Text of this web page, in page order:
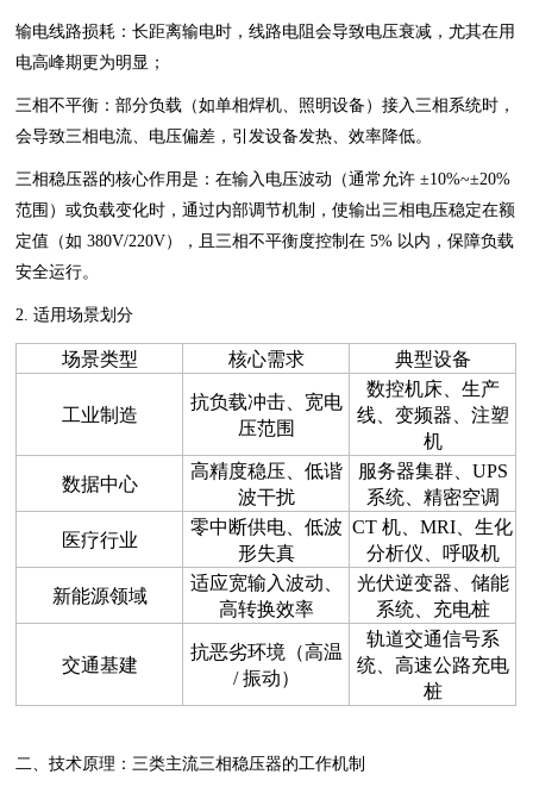
输电线路损耗：长距离输电时，线路电阻会导致电压衰减，尤其在用
电高峰期更为明显；
三相不平衡：部分负载（如单相焊机、照明设备）接入三相系统时，
会导致三相电流、电压偏差，引发设备发热、效率降低。
三相稳压器的核心作用是：在输入电压波动（通常允许 ±10%~±20%
范围）或负载变化时，通过内部调节机制，使输出三相电压稳定在额
定值（如 380V/220V），且三相不平衡度控制在 5% 以内，保障负载
安全运行。
2. 适用场景划分
场景类型 核心需求 典型设备
工业制造
抗负载冲击、宽电
压范围
数控机床、生产
线、变频器、注塑
机
数据中心
高精度稳压、低谐
波干扰
服务器集群、UPS
系统、精密空调
医疗行业
零中断供电、低波
形失真
CT 机、MRI、生化
分析仪、呼吸机
新能源领域
适应宽输入波动、
高转换效率
光伏逆变器、储能
系统、充电桩
交通基建
抗恶劣环境（高温
/ 振动）
轨道交通信号系
统、高速公路充电
桩
二、技术原理：三类主流三相稳压器的工作机制